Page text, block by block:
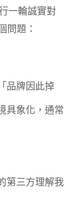
一輪誠實對
問題：
品牌因此掉
具象化，通常
第三方理解我